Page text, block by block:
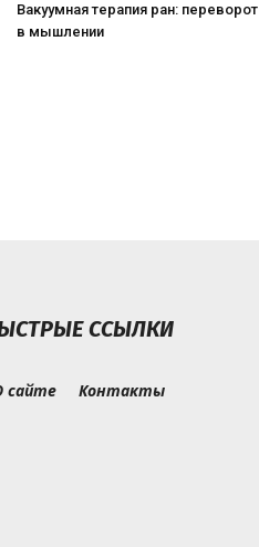
Вакуумная терапия ран: переворот
в мышлении
ССЫЛКИ
сайте Контакты